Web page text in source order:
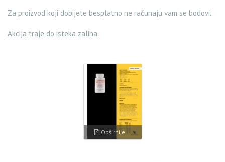
Za proizvod koji dobijete besplatno ne računaju vam se bodovi.
Akcija traje do isteka zaliha.
Opširnije...